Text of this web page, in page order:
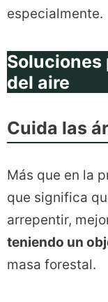
especialmente.
Soluciones
del aire
Cuida las
Más que en la
que significa
arrepentir,
teniendo un
masa forestal.